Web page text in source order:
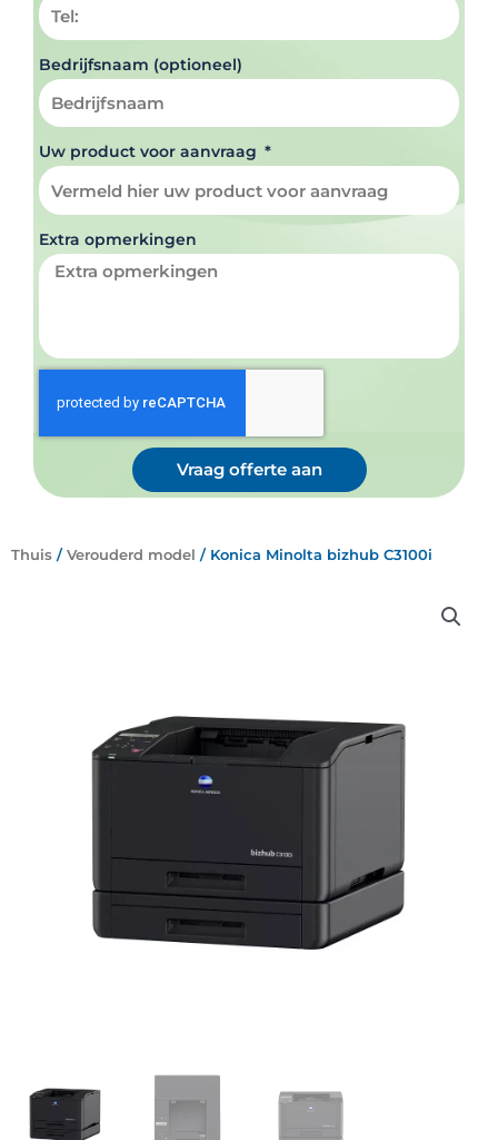
Thuis / Verouderd model / Konica Minolta bizhub C3100i
Bedrijfsnaam (optioneel)
Uw product voor aanvraag
Extra opmerkingen
Vraag offerte aan